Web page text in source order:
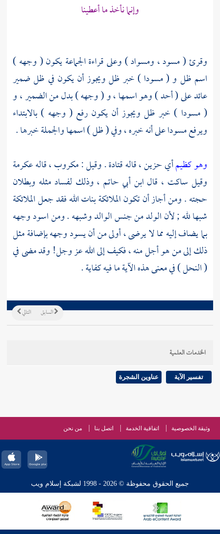
وإنما نأخذ ما أعطينا
وقرئ ( مسود ، ومسواد ) وعلى قراءة الجماعة يكون ( وجهه )
اسم ظل و ( مسودا ) خبر ظل ويجوز أن يكون في ظل ضمير
عائد على ( أحد ) وهو اسمها ، و ( وجهه ) بدل من الضمير ، و
( مسودا ) خبر ظل ويجوز أن يكون رفع ( وجهه ) بالابتداء
ويرفع مسودا على أنه خبره ، وفي ( ظل ) اسمها والجملة خبرها .
وهو كظيمأي حزين ، قالهقتادة. وقيل : مكروب ، قالهعكرمة
وقيل ساكت ، قال ابن أبي حاتم ، وذلك لفساد مثله وبطلان
حجته . ومن أجاز أن تكون الملائكة بنات الله فقد جعل الملائكة
شبها لله ; لأن الولد من جنس الوالد وشبهه . ومن اسود وجهه
بما يضاف إليه مما لا يرضى ، أولى من أن يسود وجهه بإضافة مثل
ذلك إلى من هو أجل منه ، فكيف إلى الله عز وجل! وقد مضى في
( النحل ) في معنى هذه الآية ما فيه كفاية .
التالي السابق
الخدمات العلمية
تفسير الآية عناوين الشجرة
وثيقة الخصوصية اتفاقية الخدمة اتصل بنا من نحن
جميع الحقوق محفوظة © 2026 - 1998 لشبكة إسلام ويب